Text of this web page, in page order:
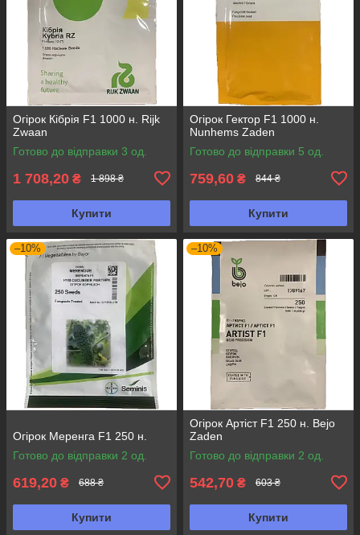
Огірок Кібрія F1 1000 н. Rijk
Zwaan
Готово до відправки 3 од.
1 708,20 ₴ 1 898 ₴
Купити
Огірок Гектор F1 1000 н.
Nunhems Zaden
Готово до відправки 5 од.
759,60 ₴ 844 ₴
Купити
–10%
Огірок Меренга F1 250 н.
Готово до відправки 2 од.
619,20 ₴ 688 ₴
Купити
–10%
Огірок Артіст F1 250 н. Bejo
Zaden
Готово до відправки 2 од.
542,70 ₴ 603 ₴
Купити